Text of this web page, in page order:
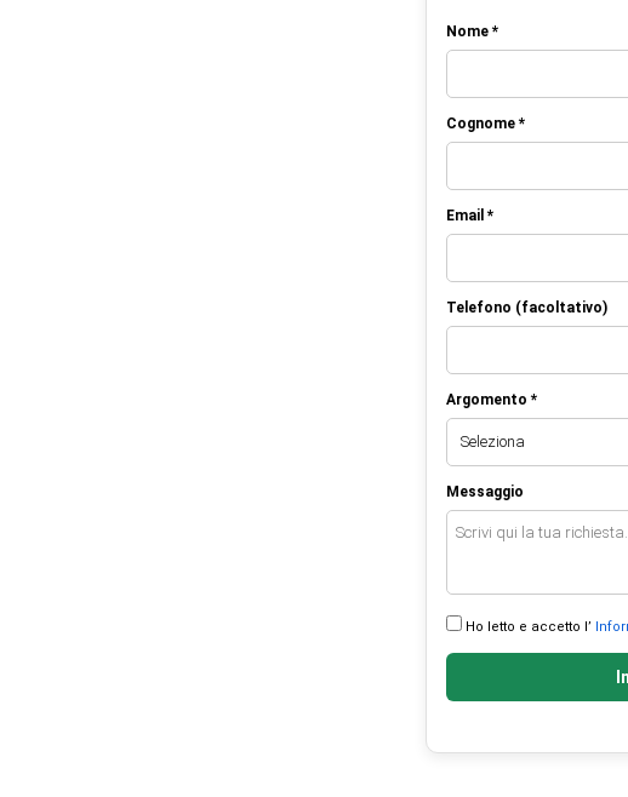
Nome *
Cognome *
Email *
Telefono (facoltativo)
Argomento *
Messaggio
Ho letto e accetto l’